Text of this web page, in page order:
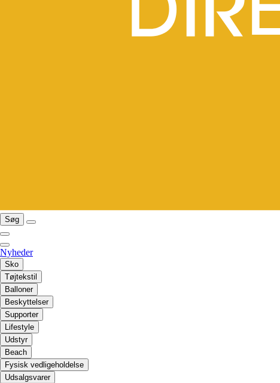
Søg
Nyheder
Sko
Tøjtekstil
Balloner
Beskyttelser
Supporter
Lifestyle
Udstyr
Beach
Fysisk vedligeholdelse
Udsalgsvarer